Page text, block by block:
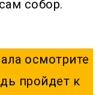
собор.
осмотрите
пройдет к